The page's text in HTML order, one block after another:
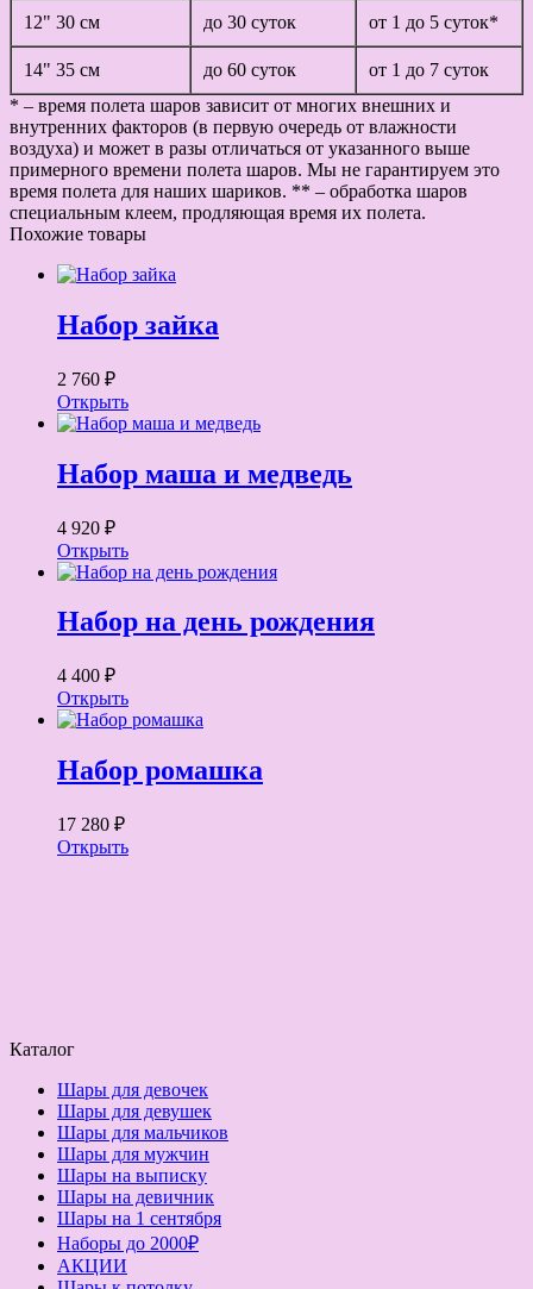
12" 30 см до 30 суток от 1 до 5 суток*
14" 35 см до 60 суток
от 1 до 7 суток
* – время полета шаров зависит от многих внешних и
внутренних факторов (в первую очередь от влажности
воздуха) и может в разы отличаться от указанного выше
примерного времени полета шаров. Мы не гарантируем это
время полета для наших шариков. ** – обработка шаров
специальным клеем, продляющая время их полета.
Похожие товары
Набор зайка
2 760 ₽
Открыть
Набор маша и медведь
4 920 ₽
Открыть
Набор на день рождения
4 400 ₽
Открыть
Набор ромашка
17 280 ₽
Открыть
Каталог
Шары для девочек
Шары для девушек
Шары для мальчиков
Шары для мужчин
Шары на выписку
Шары на девичник
Шары на 1 сентября
Наборы до 2000₽
АКЦИИ